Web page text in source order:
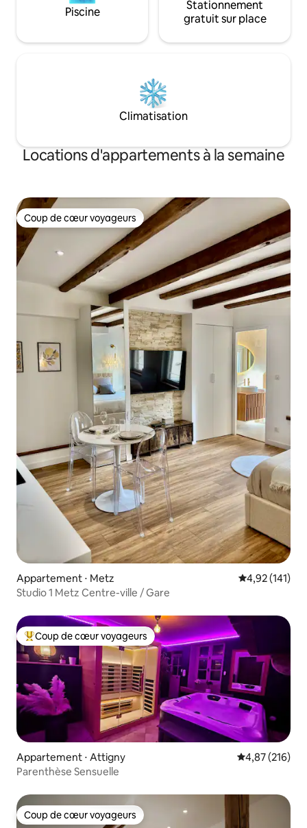
Piscine
Stationnement
gratuit sur place
Climatisation
Locations d'appartements à la semaine
Coup de cœur voyageurs
Coup de cœur voyageurs
Appartement ⋅ Metz Évaluation
4,92 (141)
Studio 1 Metz Centre-ville / Gare
Coups de cœur voyageurs les plus appréciés
Coup de cœur voyageurs
Appartement ⋅ Attigny Évaluation
4,87 (216)
Parenthèse Sensuelle
Coup de cœur voyageurs
Coup de cœur voyageurs